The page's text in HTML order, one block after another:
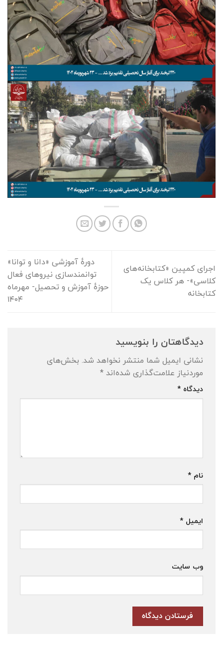
اجرای کمپین «کتابخانه‌های
کلاسی»- هر کلاس یک
کتابخانه
دورهٔ آموزشی «دانا و توانا»
توانمند‌سازی نیروهای فعال
حوزهٔ آموزش و تحصیل- مهرماه
۱۴۰۴
دیدگاهتان را بنویسید
نشانی ایمیل شما منتشر نخواهد شد. بخش‌های
موردنیاز علامت‌گذاری شده‌اند *
دیدگاه *
نام *
ایمیل *
وب‌ سایت